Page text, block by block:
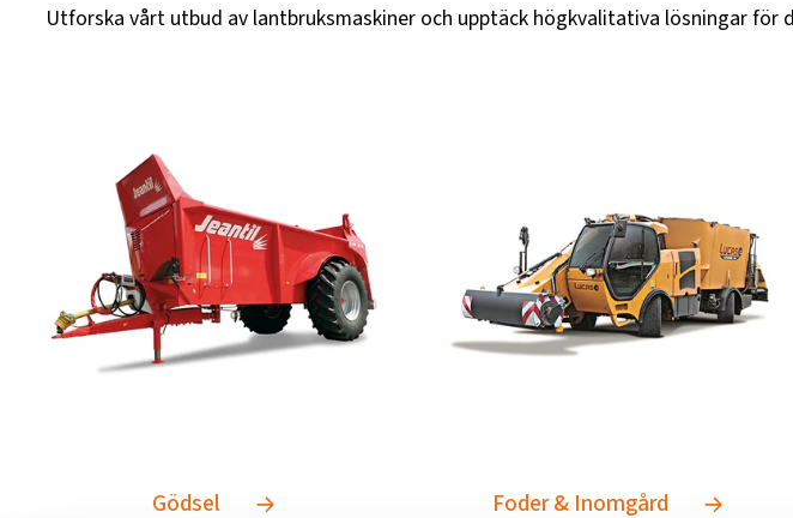
Utforska vårt utbud av lantbruksmaskiner och upptäck högkvalitativa lösningar
Gödsel Foder & Inomgård